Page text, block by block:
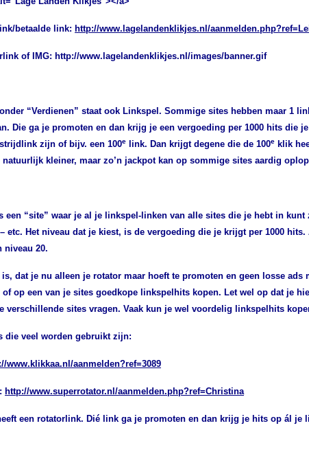
betaalde link: http://www.lagelandenklikjes.nl/
of IMG: http://www.lagelandenklikjes.nl/images/banner.gif
“Verdienen” staat ook Linkspel. Sommige sites hebben maar 1
Die ga je promoten en dan krijg je een vergoeding per 1000 hits die
zijn of bijv. een 100e link. Dan krijgt degene die de 100e klik
kleiner, maar zo’n jackpot kan op sommige sites aardig
een “site” waar je al je linkspel-linken van alle sites die je hebt in
etc. Het niveau dat je kiest, is de vergoeding die je krijgt per 1000 hits.
niveau 20.
is, dat je nu alleen je rotator maar hoeft te promoten en geen losse
op een van je sites goedkope linkspelhits kopen. Let wel op dat je
verschillende sites vragen. Vaak kun je wel voordelig linkspelhits
die veel worden gebruikt zijn:
www.klikkaa.nl/aanmelden?ref=3089
http://www.superrotator.nl/aanmelden.php?ref=Christina
een rotatorlink. Dié link ga je promoten en dan krijg je hits op ál